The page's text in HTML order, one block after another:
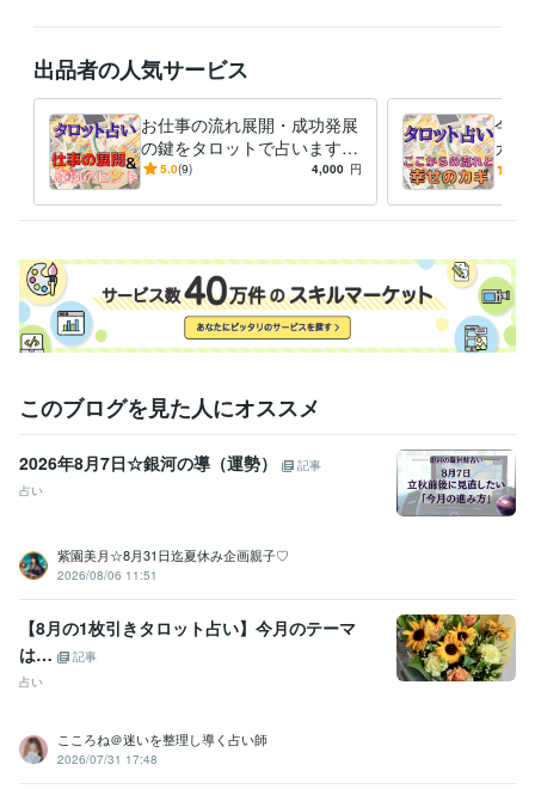
出品者の人気サービス
お仕事の流れ展開・成功発展
の鍵をタロットで占います
手放すこと得ること、潜在意
う先は？
5.0(9) 4,000 円
今か
カギ
手放
う先
このブログを見た人にオススメ
2026年8月7日☆銀河の導（運勢）
記事
占い
紫園美月☆8月31日迄夏休み企画親子♡
2026/08/06 11:51
【8月の1枚引きタロット占い】今月のテーマ
は…
記事
占い
こころね＠迷いを整理し導く占い師
2026/07/31 17:48